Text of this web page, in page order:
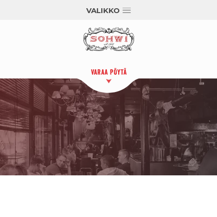
VALIKKO
VARAA PÖYTÄ